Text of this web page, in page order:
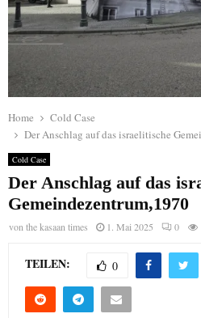
Home
Cold Case
Der Anschlag auf das israelitische
Cold Case
Der Anschlag auf das
Gemeindezentrum,1970
vonthe kasaan times 1. Mai 2025 0
TEILEN: 0